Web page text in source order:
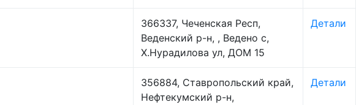
366337, Чеченская Респ,
Веденский р-н, , Ведено с,
Х.Нурадилова ул, ДОМ 15
Детали
356884, Ставропольский край,
Нефтекумский р-н,
Детали